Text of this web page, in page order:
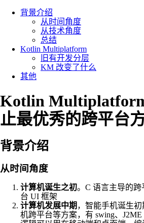
背景介绍
从时间角度
从技术角度
总结
Kotlin Multiplatform
旧有开发分层
KM 改变了什么
其他
Kotlin
止最优秀的跨平台
背景介绍
从时间角度
计算机诞生之初。C 语言主导的
台 UI 框架
计算机发展中期 ，智能手机诞生初
机跨平台等方案，有 swing、